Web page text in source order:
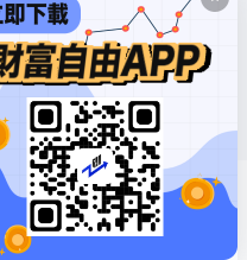
0
-1
投資人買賣不作任何建議或暗
風險。